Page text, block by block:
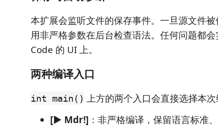
本扩展会监听文件的保存事件。一旦源文件
用非严格参数在后台检查语法。任何问题都会
Code 的 UI 上。
两种编译入口
int main() 上方的两个入口会直接选择本
[▶ Mdr!] ：非严格编译，保留语言标准